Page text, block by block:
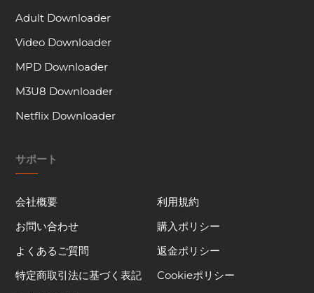
Adult Downloader
Video Downloader
MPD Downloader
M3U8 Downloader
Netflix Downloader
サポート
会社概要
お問い合わせ
よくあるご質問
特定商取引法に基づく表記
利用規約
購入ポリシー
返金ポリシー
Cookieポリシー